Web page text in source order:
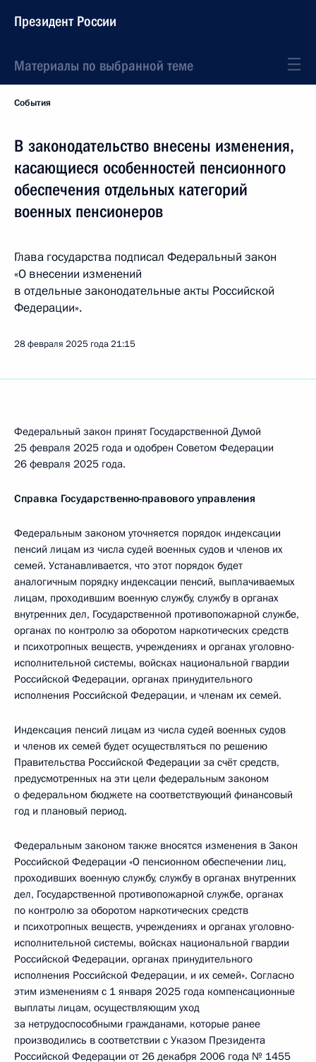
Президент России
Материалы по выбранной теме
События
В законодательство внесены изменения,
касающиеся особенностей пенсионного
обеспечения отдельных категорий
военных пенсионеров
Глава государства подписал Федеральный закон
«О внесении изменений
в отдельные законодательные акты Российской
Федерации».
28 февраля 2025 года21:15
Федеральный закон принят Государственной Думой
25 февраля 2025 года и одобрен Советом Федерации
26 февраля 2025 года.
Справка Государственно-правового управления
Федеральным законом уточняется порядок индексации
пенсий лицам из числа судей военных судов и членов их
семей. Устанавливается, что этот порядок будет
аналогичным порядку индексации пенсий, выплачиваемых
лицам, проходившим военную службу, службу в органах
внутренних дел, Государственной противопожарной службе,
органах по контролю за оборотом наркотических средств
и психотропных веществ, учреждениях и органах уголовно-
исполнительной системы, войсках национальной гвардии
Российской Федерации, органах принудительного
исполнения Российской Федерации, и членам их семей.
Индексация пенсий лицам из числа судей военных судов
и членов их семей будет осуществляться по решению
Правительства Российской Федерации за счёт средств,
предусмотренных на эти цели федеральным законом
о федеральном бюджете на соответствующий финансовый
год и плановый период.
Федеральным законом также вносятся изменения в Закон
Российской Федерации «О пенсионном обеспечении лиц,
проходивших военную службу, службу в органах внутренних
дел, Государственной противопожарной службе, органах
по контролю за оборотом наркотических средств
и психотропных веществ, учреждениях и органах уголовно-
исполнительной системы, войсках национальной гвардии
Российской Федерации, органах принудительного
исполнения Российской Федерации, и их семей». Согласно
этим изменениям с 1 января 2025 года компенсационные
выплаты лицам, осуществляющим уход
за нетрудоспособными гражданами, которые ранее
производились в соответствии с Указом Президента
Российской Федерации от 26 декабря 2006 года № 1455